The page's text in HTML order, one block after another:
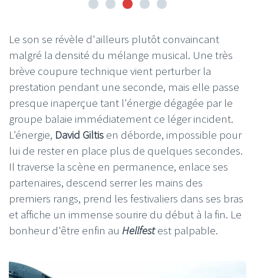
Le son se révèle d'ailleurs plutôt convaincant
malgré la densité du mélange musical. Une très
brève coupure technique vient perturber la
prestation pendant une seconde, mais elle passe
presque inaperçue tant l'énergie dégagée par le
groupe balaie immédiatement ce léger incident.
L’énergie, David Giltis en déborde, impossible pour
lui de rester en place plus de quelques secondes.
Il traverse la scène en permanence, enlace ses
partenaires, descend serrer les mains des
premiers rangs, prend les festivaliers dans ses bras
et affiche un immense sourire du début à la fin. Le
bonheur d'être enfin au Hellfestest palpable.